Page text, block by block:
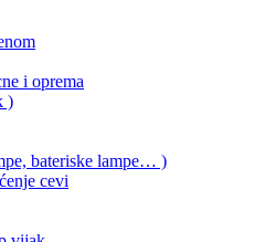
i oprema
)
bateriske lampe… )
cevi